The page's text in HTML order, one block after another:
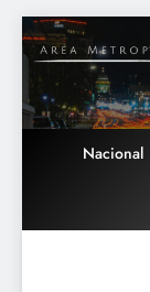
Saltar
al
contenido
Nacional